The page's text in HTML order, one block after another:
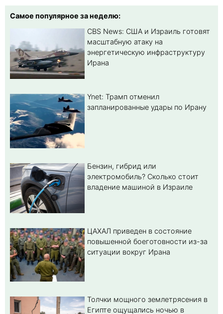
Самое популярное за неделю:
CBS News: США и Израиль готовят
масштабную атаку на
энергетическую инфраструктуру
Ирана
Ynet: Трамп отменил
запланированные удары по Ирану
Бензин, гибрид или
электромобиль? Cколько стоит
владение машиной в Израиле
ЦАХАЛ приведен в состояние
повышенной боеготовности из-за
ситуации вокруг Ирана
Толчки мощного землетрясения в
Египте ощущались ночью в